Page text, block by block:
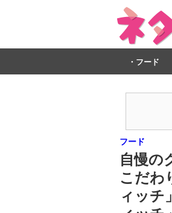
フード
フード
自慢の
こだわ
ィッチ